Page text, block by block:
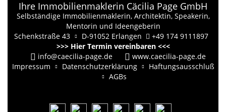
Ihre Immobilienmaklerin Cäcilia Page GmbH
Selbständige Immobilienmaklerin, Architektin, Speakerin,
Mentorin und Ideengeberin
Schenkstraße 43
D-91052 Erlangen
+49 174 9111897
>>> Hier Termin vereinbaren <<<
info@caecilia-page.de
www.caecilia-page.de
Impressum
Datenschutzerklärung
Haftungsausschluß
AGBs